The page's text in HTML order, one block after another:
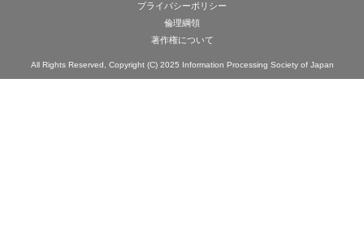
プライバシーポリシー
倫理綱領
著作権について
All Rights Reserved, Copyright (C) 2025 Information Processing Society of Japan